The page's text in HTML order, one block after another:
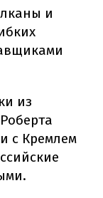
и
из
с Кремлем